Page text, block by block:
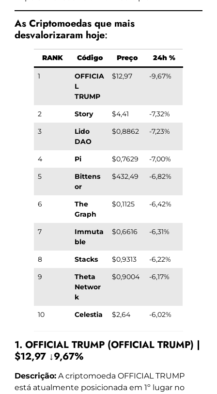
As Criptomoedas que mais
desvalorizaram hoje:
RANK Código Preço 24h %
1
OFFICIA
L
TRUMP
$12,97 -9,67%
2 Story $4,41
-7,32%
3
Lido
DAO
$0,8862 -7,23%
4 Pi $0,7629
-7,00%
5
Bittens
or
$432,49 -6,82%
6
The
Graph
$0,1125 -6,42%
7
Immuta
ble
$0,6616 -6,31%
8 Stacks $0,9313
-6,22%
9
Theta
Networ
k
$0,9004 -6,17%
10 Celestia $2,64 -6,02%
1. OFFICIAL TRUMP (OFFICIAL TRUMP) |
$12,97 ↓9,67%
Descrição: A criptomoeda OFFICIAL TRUMP
está atualmente posicionada em 1º lugar no